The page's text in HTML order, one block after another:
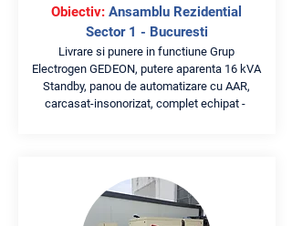
Obiectiv: Ansamblu Rezidential
Sector 1 - Bucuresti
Livrare si punere in functiune Grup
Electrogen GEDEON, putere aparenta 16 kVA
Standby, panou de automatizare cu AAR,
carcasat-insonorizat, complet echipat -